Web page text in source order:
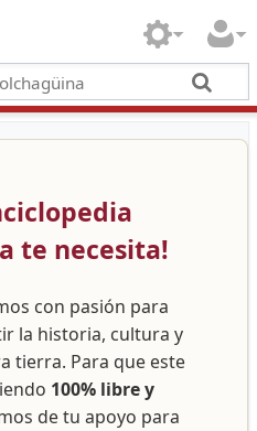
te necesita!
con pasión para
la historia, cultura y
tierra. Para que este
100% libre y
de tu apoyo para